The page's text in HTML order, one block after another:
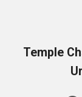
Temple